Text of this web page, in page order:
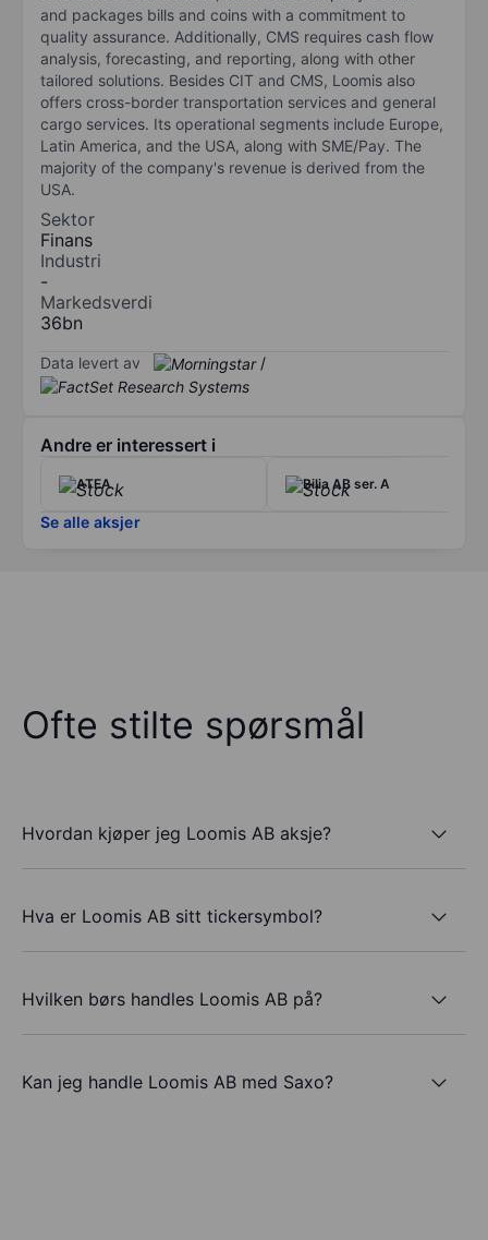
and packages bills and coins with a commitment to
quality assurance. Additionally, CMS requires cash flow
analysis, forecasting, and reporting, along with other
tailored solutions. Besides CIT and CMS, Loomis also
offers cross-border transportation services and general
cargo services. Its operational segments include Europe,
Latin America, and the USA, along with SME/Pay. The
majority of the company's revenue is derived from the
USA.
Sektor
Finans
Industri
-
Markedsverdi
36bn
Data levert av /
Andre er interessert i
ATEA Bilia AB ser. A
Se alle aksjer
Ofte stilte spørsmål
Hvordan kjøper jeg Loomis AB aksje?
Hva er Loomis AB sitt tickersymbol?
Hvilken børs handles Loomis AB på?
Kan jeg handle Loomis AB med Saxo?